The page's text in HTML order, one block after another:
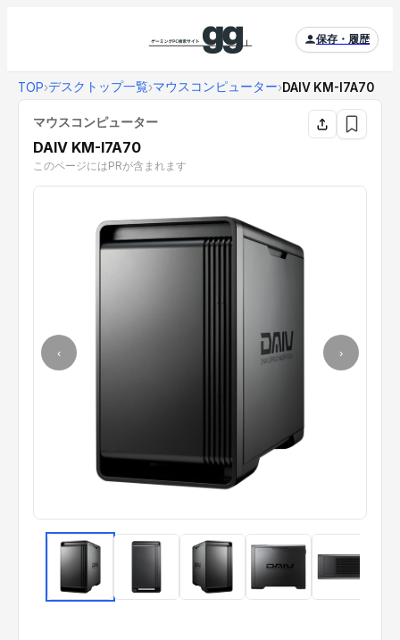
保存・履歴
TOP›デスクトップ一覧›マウスコンピューター›DAIV KM-I7A70
マウスコンピューター
DAIV KM-I7A70
このページにはPRが含まれます
‹ ›